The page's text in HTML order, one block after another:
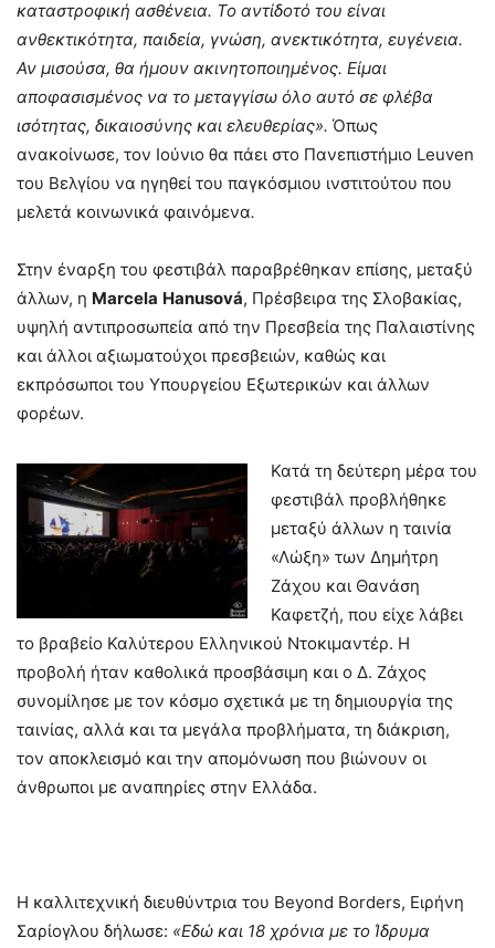
καταστροφική ασθένεια. Το αντίδοτό του είναι
ανθεκτικότητα, παιδεία, γνώση, ανεκτικότητα, ευγένεια.
Αν μισούσα, θα ήμουν ακινητοποιημένος. Είμαι
αποφασισμένος να το μεταγγίσω όλο αυτό σε φλέβα
ισότητας, δικαιοσύνης και ελευθερίας». Όπως
ανακοίνωσε, τον Ιούνιο θα πάει στο Πανεπιστήμιο Leuven
του Βελγίου να ηγηθεί του παγκόσμιου ινστιτούτου που
μελετά κοινωνικά φαινόμενα.
Στην έναρξη του φεστιβάλ παραβρέθηκαν επίσης, μεταξύ
άλλων, η Marcela Hanusová, Πρέσβειρα της Σλοβακίας,
υψηλή αντιπροσωπεία από την Πρεσβεία της Παλαιστίνης
και άλλοι αξιωματούχοι πρεσβειών, καθώς και
εκπρόσωποι του Υπουργείου Εξωτερικών και άλλων
φορέων.
Κατά τη δεύτερη μέρα του
φεστιβάλ προβλήθηκε
μεταξύ άλλων η ταινία
«Λώξη» των Δημήτρη
Ζάχου και Θανάση
Καφετζή, που είχε λάβει
το βραβείο Καλύτερου Ελληνικού Ντοκιμαντέρ. Η
προβολή ήταν καθολικά προσβάσιμη και ο Δ. Ζάχος
συνομίλησε με τον κόσμο σχετικά με τη δημιουργία της
ταινίας, αλλά και τα μεγάλα προβλήματα, τη διάκριση,
τον αποκλεισμό και την απομόνωση που βιώνουν οι
άνθρωποι με αναπηρίες στην Ελλάδα.
Η καλλιτεχνική διευθύντρια του Beyond Borders, Ειρήνη
Σαρίογλου δήλωσε: «Εδώ και 18 χρόνια με το Ίδρυμα